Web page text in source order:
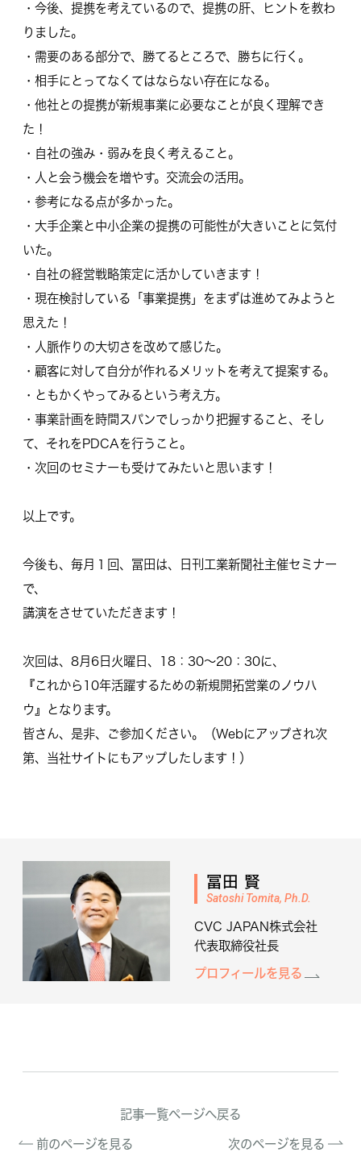
・今後、提携を考えているので、提携の肝、ヒントを教わ
りました。
・需要のある部分で、勝てるところで、勝ちに行く。
・相手にとってなくてはならない存在になる。
・他社との提携が新規事業に必要なことが良く理解でき
た！
・自社の強み・弱みを良く考えること。
・人と会う機会を増やす。交流会の活用。
・参考になる点が多かった。
・大手企業と中小企業の提携の可能性が大きいことに気付
いた。
・自社の経営戦略策定に活かしていきます！
・現在検討している「事業提携」をまずは進めてみようと
思えた！
・人脈作りの大切さを改めて感じた。
・顧客に対して自分が作れるメリットを考えて提案する。
・ともかくやってみるという考え方。
・事業計画を時間スパンでしっかり把握すること、そし
て、それをPDCAを行うこと。
・次回のセミナーも受けてみたいと思います！
以上です。
今後も、毎月１回、冨田は、日刊工業新聞社主催セミナー
で、
講演をさせていただきます！
次回は、8月6日火曜日、18：30～20：30に、
『これから10年活躍するための新規開拓営業のノウハ
ウ』となります。
皆さん、是非、ご参加ください。（Webにアップされ次
第、当社サイトにもアップしたします！）
冨田 賢
Satoshi Tomita, Ph.D.
CVC JAPAN株式会社
代表取締役社長
プロフィールを見る
記事一覧ページへ戻る
前のページを見る
次のページを見る